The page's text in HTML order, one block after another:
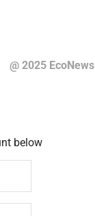
@ 2025 EcoNews
below